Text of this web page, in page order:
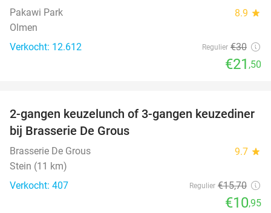
Pakawi Park 8.9 star
Olmen
Verkocht: 12.612
Regulier €30
€21 ,50
30%
2-gangen keuzelunch of 3-gangen keuzediner
bij Brasserie De Grous
Brasserie De Grous 9.7 star
Stein (11 km)
Verkocht: 407
Regulier €15,70
€10,95